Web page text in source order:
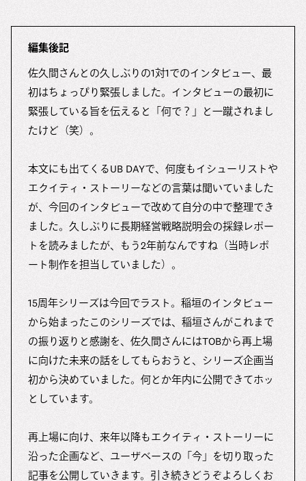
編集後記
佐久間さんとの久しぶりの1対1でのインタビュー、最
初はちょっぴり緊張しました。インタビューの最初に
緊張している旨を伝えると「何で？」と一蹴されまし
たけど（笑）。
本文にも出てくるUB DAYで、何度もイシューリストや
エクイティ・ストーリーなどの言葉は聞いていました
が、今回のインタビューで改めて自分の中で整理でき
ました。久しぶりに長期経営戦略説明会の採録レポー
トを読みましたが、もう2年前なんですね（当時レポ
ート制作を担当していました）。
15周年シリーズは今回でラスト。稲垣のインタビュー
から始まったこのシリーズでは、稲垣さんがこれまで
の振り返りと感謝を、佐久間さんにはTOBから再上場
に向けた未来の話をしてもらおうと、シリーズ企画当
初から決めていました。何とか年内に公開できてホッ
としています。
再上場に向け、来年以降もエクイティ・ストーリーに
沿った企画など、ユーザベースの「今」を切り取った
記事を公開していきます。引き続きどうぞよろしくお